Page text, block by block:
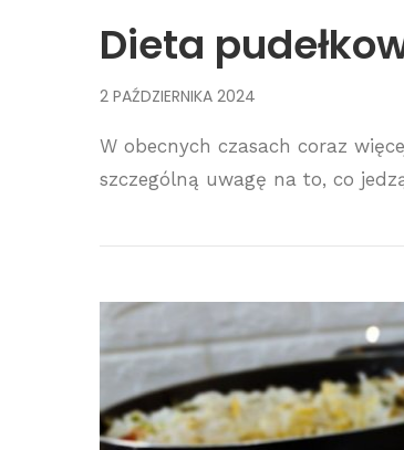
Dieta
2 PAŹDZIERNIKA 2024
W obecnych czasach coraz
szczególną uwagę na to, co